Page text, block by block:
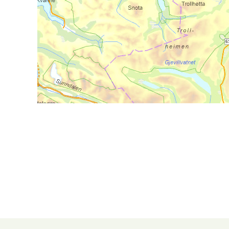
Ry herberge
Dag 2: (22
Denne etappen begynner
som tar deg fram til flotte
gården Ry. Her er det
Alternativt fortsette til du